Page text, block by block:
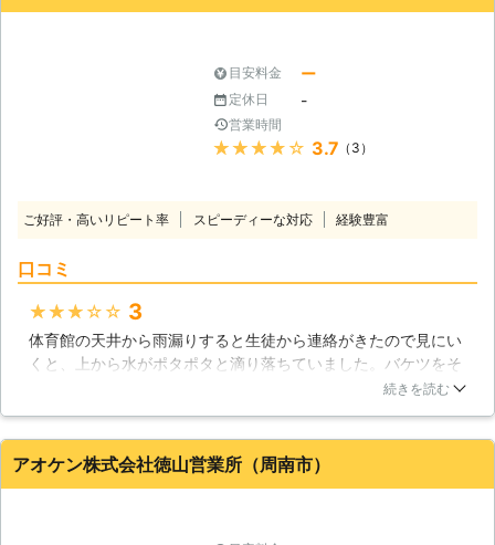
山口県 下松市 2016年12月13日
目安料金 ー
定休日 -
営業時間
★★★★★ 3.7 （3）
ご好評・高いリピート率 スピーディーな対応 経験豊富
口コミ
★★★★★ 3
体育館の天井から雨漏りすると生徒から連絡がきたので見にい
くと、上から水がポタポタと滴り落ちていました。バケツをそ
こへ置いて職員室へ戻り先生達と話合いをした結果、雨漏り修
した。見積りを出してもらうと、3日あれば大丈夫ですと書い
てあるのでお願いしました。次の日、業者は組立式の足場を用
続きを読む
アオケン株式会社徳山営業所（周南市）